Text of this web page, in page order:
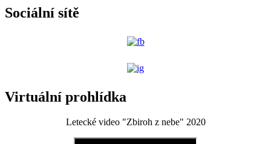
Sociální sítě
Virtuální prohlídka
Letecké video "Zbiroh z nebe" 2020